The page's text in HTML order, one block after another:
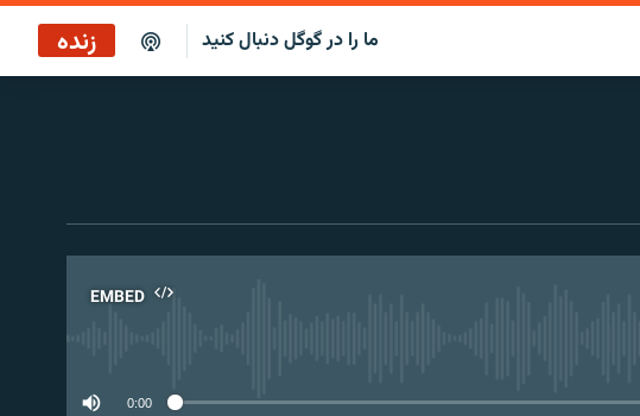
ما را در گوگل دنبال کنید زنده
EMBED
0:00